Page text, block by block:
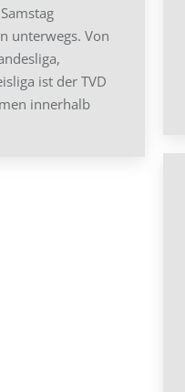
unterwegs. Von
ist der TVD
innerhalb